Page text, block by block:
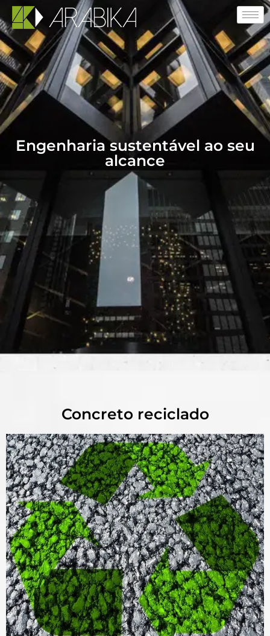
Engenharia sustentável ao seu
alcance
Concreto reciclado